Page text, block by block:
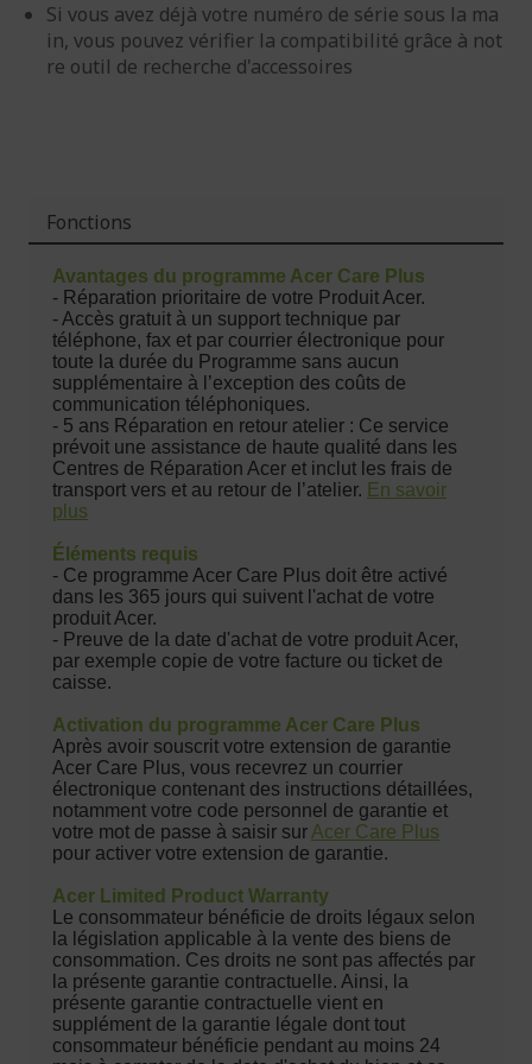
Si vous avez déjà votre numéro de série sous la ma
in, vous pouvez vérifier la compatibilité grâce à not
re outil de recherche d'accessoires
Fonctions